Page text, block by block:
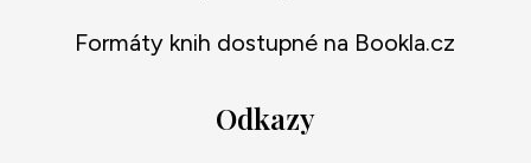
Formáty knih dostupné na Bookla.cz
Odkazy